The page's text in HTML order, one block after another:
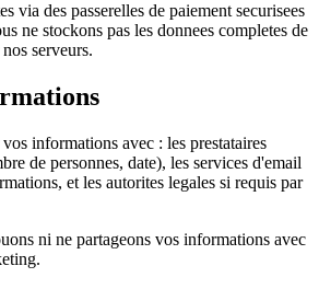
via des passerelles de paiement securisees
ne stockons pas les donnees completes de
serveurs.
informations avec : les prestataires
de personnes, date), les services d'email
et les autorites legales si requis par
ni ne partageons vos informations avec